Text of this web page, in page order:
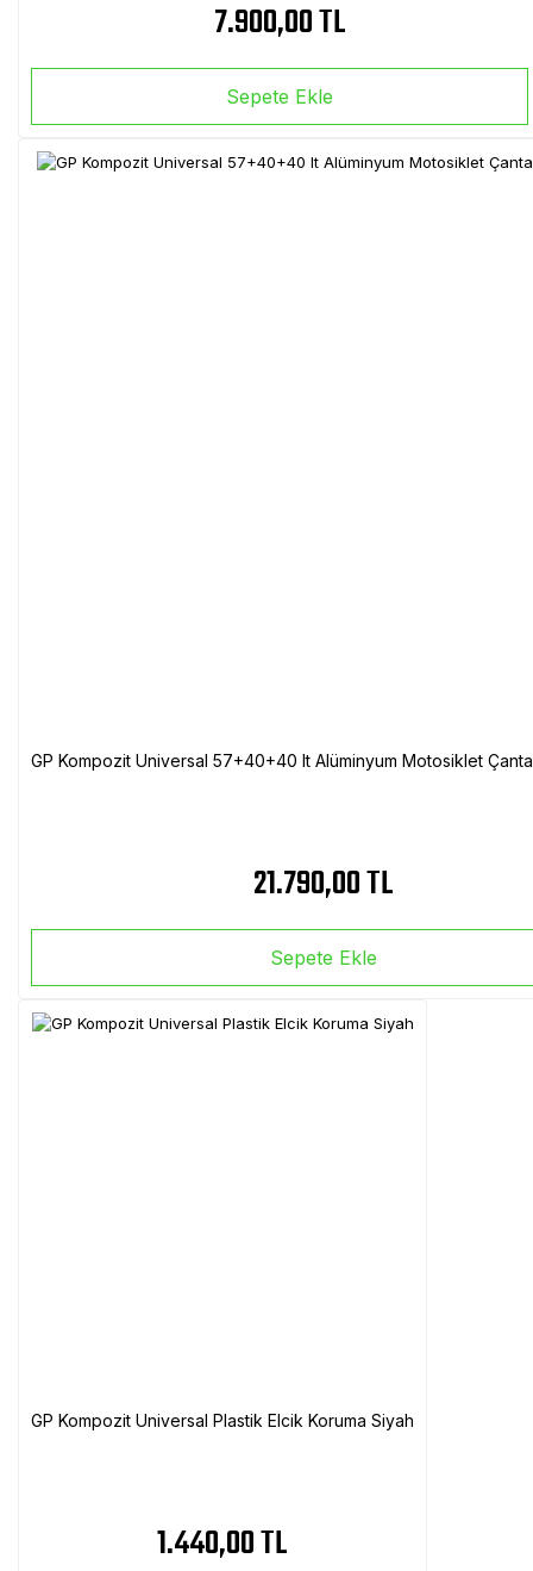
7.900,00 TL
Sepete Ekle
GP Kompozit Universal 57+40+40 lt Alüminyum Motosiklet
21.790,00 TL
Sepete Ekle
GP Kompozit Universal Plastik Elcik Koruma Siyah
1.440,00 TL